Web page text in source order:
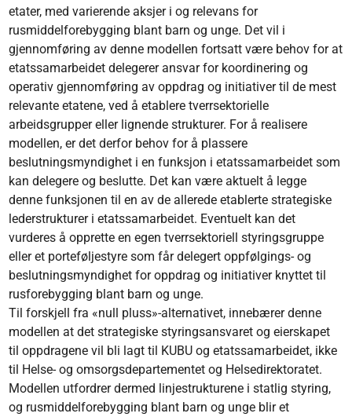
etater, med varierende aksjer i og relevans for
rusmiddelforebygging blant barn og unge. Det vil i
gjennomføring av denne modellen fortsatt være behov for at
etatssamarbeidet delegerer ansvar for koordinering og
operativ gjennomføring av oppdrag og initiativer til de mest
relevante etatene, ved å etablere tverrsektorielle
arbeidsgrupper eller lignende strukturer. For å realisere
modellen, er det derfor behov for å plassere
beslutningsmyndighet i en funksjon i etatssamarbeidet som
kan delegere og beslutte. Det kan være aktuelt å legge
denne funksjonen til en av de allerede etablerte strategiske
lederstrukturer i etatssamarbeidet. Eventuelt kan det
vurderes å opprette en egen tverrsektoriell styringsgruppe
eller et porteføljestyre som får delegert oppfølgings- og
beslutningsmyndighet for oppdrag og initiativer knyttet til
rusforebygging blant barn og unge.
Til forskjell fra «null pluss»-alternativet, innebærer denne
modellen at det strategiske styringsansvaret og eierskapet
til oppdragene vil bli lagt til KUBU og etatssamarbeidet, ikke
til Helse- og omsorgsdepartementet og Helsedirektoratet.
Modellen utfordrer dermed linjestrukturene i statlig styring,
og rusmiddelforebygging blant barn og unge blir et